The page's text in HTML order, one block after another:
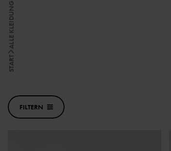
START
ALLE KLEIDUNG
FILTERN